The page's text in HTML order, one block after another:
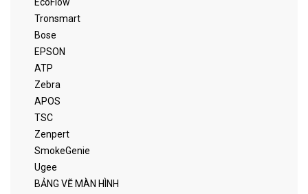
Tronsmart
Bose
EPSON
ATP
Zebra
APOS
TSC
Zenpert
SmokeGenie
Ugee
BẢNG VẼ MÀN HÌNH